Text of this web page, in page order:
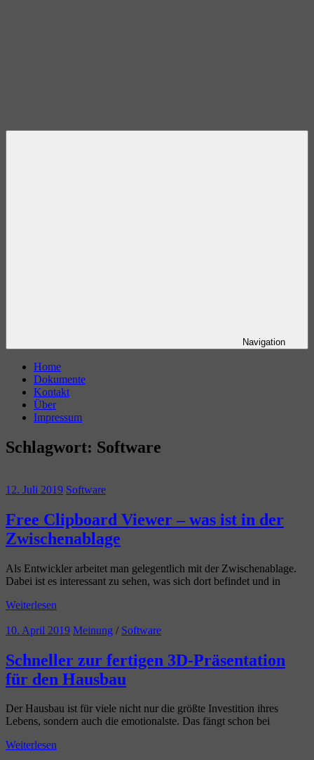
Navigation
Home
Dokumente
Kontakt
Über
Impressum
Schlagwort: Software
12. Juli 2019 Software
Free Clipboard Viewer – was ist in der
Zwischenablage
Als Entwickler arbeitet man gelegentlich mit der Zwischenablage.
Dabei ist es interessant zu sehen, was sich dort befindet und in
Weiterlesen
10. April 2019 Meinung / Software
Schneller zur fertigen 3D-Präsentation
für den Hausbau
Der Hausbau ist für viele nicht nur die größte Investition ihres
Lebens, sondern auch die emotionalste. Das fängt schon bei
Weiterlesen